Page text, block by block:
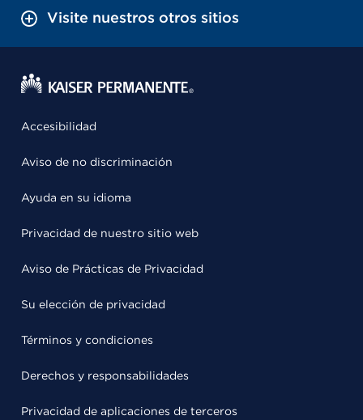
Visite nuestros otros sitios
Accesibilidad
Aviso de no discriminación
Ayuda en su idioma
Privacidad de nuestro sitio web
Aviso de Prácticas de Privacidad
Su elección de privacidad
Términos y condiciones
Derechos y responsabilidades
Privacidad de aplicaciones de terceros